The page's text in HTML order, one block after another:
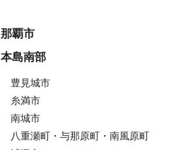
那覇市
本島南部
豊見城市
糸満市
南城市
八重瀬町・与那原町・南風原町